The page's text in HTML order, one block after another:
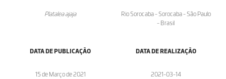
Platalea ajaja
Rio Sorocaba - Sorocaba - São Paulo
- Brasil
DATA DE PUBLICAÇÃO
15 de Março de 2021
DATA DE REALIZAÇÃO
2021-03-14